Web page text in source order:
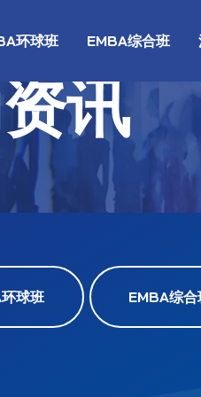
环球班 EMBA综合班
讯
球班 EMBA综合